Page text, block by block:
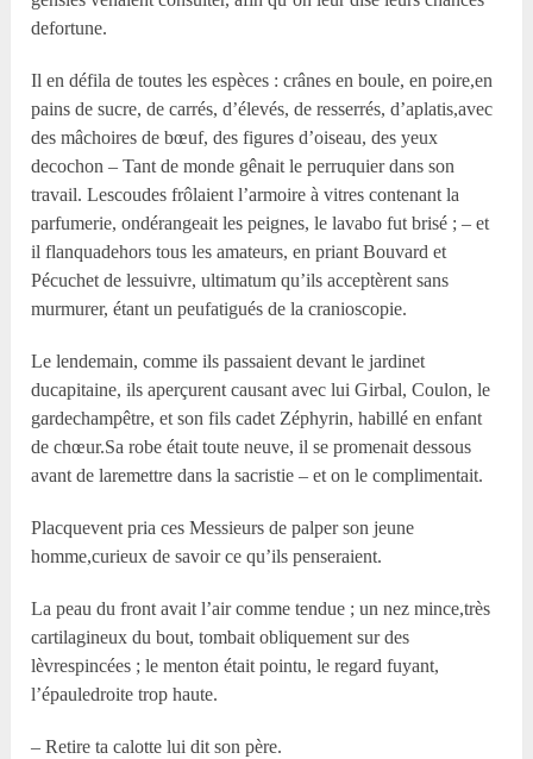
defortune.
Il en défila de toutes les espèces : crânes en boule, en poire,en
pains de sucre, de carrés, d’élevés, de resserrés, d’aplatis,avec
des mâchoires de bœuf, des figures d’oiseau, des yeux
decochon – Tant de monde gênait le perruquier dans son
travail. Lescoudes frôlaient l’armoire à vitres contenant la
parfumerie, ondérangeait les peignes, le lavabo fut brisé ; – et
il flanquadehors tous les amateurs, en priant Bouvard et
Pécuchet de lessuivre, ultimatum qu’ils acceptèrent sans
murmurer, étant un peufatigués de la cranioscopie.
Le lendemain, comme ils passaient devant le jardinet
ducapitaine, ils aperçurent causant avec lui Girbal, Coulon, le
gardechampêtre, et son fils cadet Zéphyrin, habillé en enfant
de chœur.Sa robe était toute neuve, il se promenait dessous
avant de laremettre dans la sacristie – et on le complimentait.
Placquevent pria ces Messieurs de palper son jeune
homme,curieux de savoir ce qu’ils penseraient.
La peau du front avait l’air comme tendue ; un nez mince,très
cartilagineux du bout, tombait obliquement sur des
lèvrespincées ; le menton était pointu, le regard fuyant,
l’épauledroite trop haute.
– Retire ta calotte lui dit son père.